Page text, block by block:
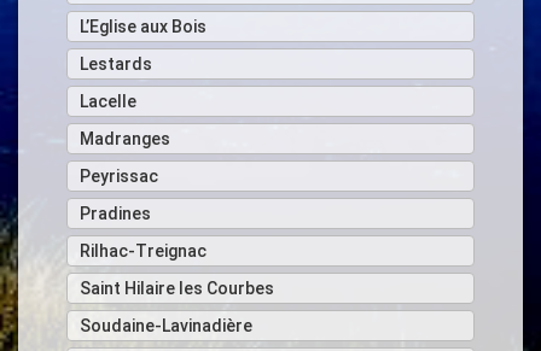
L’Eglise aux Bois
Lestards
Lacelle
Madranges
Peyrissac
Pradines
Rilhac-Treignac
Saint Hilaire les Courbes
Soudaine-Lavinadière